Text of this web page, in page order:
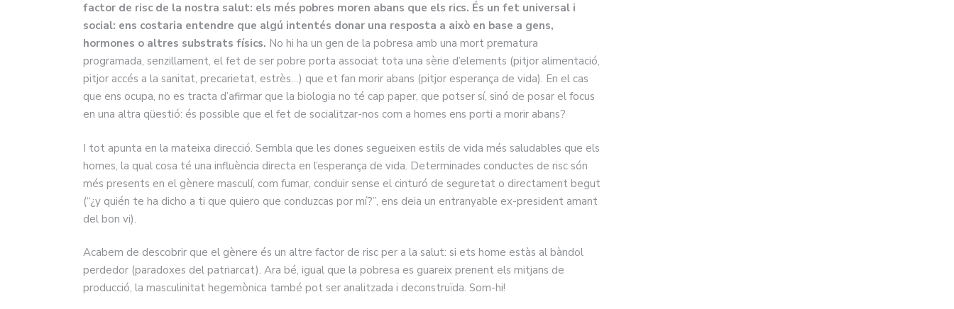
factor de risc de la nostra salut: els més pobres moren abans que els rics. És un fet universal i
social: ens costaria entendre que algú intentés donar una resposta a això en base a gens,
hormones o altres substrats físics. No hi ha un gen de la pobresa amb una mort prematura
programada, senzillament, el fet de ser pobre porta associat tota una sèrie d’elements (pitjor alimentació,
pitjor accés a la sanitat, precarietat, estrès…) que et fan morir abans (pitjor esperança de vida). En el cas
que ens ocupa, no es tracta d’afirmar que la biologia no té cap paper, que potser sí, sinó de posar el focus
en una altra qüestió: és possible que el fet de socialitzar-nos com a homes ens porti a morir abans?
I tot apunta en la mateixa direcció. Sembla que les dones segueixen estils de vida més saludables que els
homes, la qual cosa té una influència directa en l’esperança de vida. Determinades conductes de risc són
més presents en el gènere masculí, com fumar, conduir sense el cinturó de seguretat o directament begut
(“¿y quién te ha dicho a ti que quiero que conduzcas por mí?”, ens deia un entranyable ex-president amant
del bon vi).
Acabem de descobrir que el gènere és un altre factor de risc per a la salut: si ets home estàs al bàndol
perdedor (paradoxes del patriarcat). Ara bé, igual que la pobresa es guareix prenent els mitjans de
producció, la masculinitat hegemònica també pot ser analitzada i deconstruïda. Som-hi!